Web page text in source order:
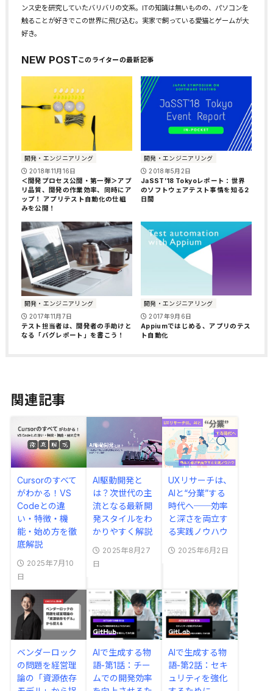
ンス史を研究していたバリバリの文系。ITの知識は無いものの、パソコンを
触ることが好きでこの世界に飛び込む。実家で飼っている愛猫とゲームが大
好き。
NEW POST
開発・エンジニアリング
2018年11月16日
＜開発プロセス公開・第一弾＞アプ
リ品質、開発の作業効率、同時にア
ップ！ アプリテスト自動化の仕組
みを公開！
開発・エンジニアリング
2018年5月2日
JaSST’18 Tokyoレポート：世界
のソフトウェアテスト事情を知る2
日間
開発・エンジニアリング
2017年11月7日
テスト担当者は、開発者の手助けと
なる「バグレポート」を書こう！
開発・エンジニアリング
2017年9月6日
Appiumではじめる、アプリのテス
ト自動化
関連記事
Cursorのすべて
がわかる！VS
Codeとの違
い・特徴・機
能・始め方を徹
底解説
2025年7月10
日
AI駆動開発と
は？次世代の主
流となる最新開
発スタイルをわ
かりやすく解説
2025年8月27
日
UXリサーチは、
AIと“分業”する
時代へ──効率
と深さを両立す
る実践ノウハウ
2025年6月2日
ベンダーロック
の問題を経営理
論の「資源依存
AIで生成する物
語-第1話：チー
ムでの開発効率
AIで生成する物
語-第2話：セキ
ュリティを強化